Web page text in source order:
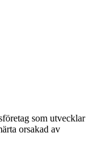
som utvecklar
orsakad av